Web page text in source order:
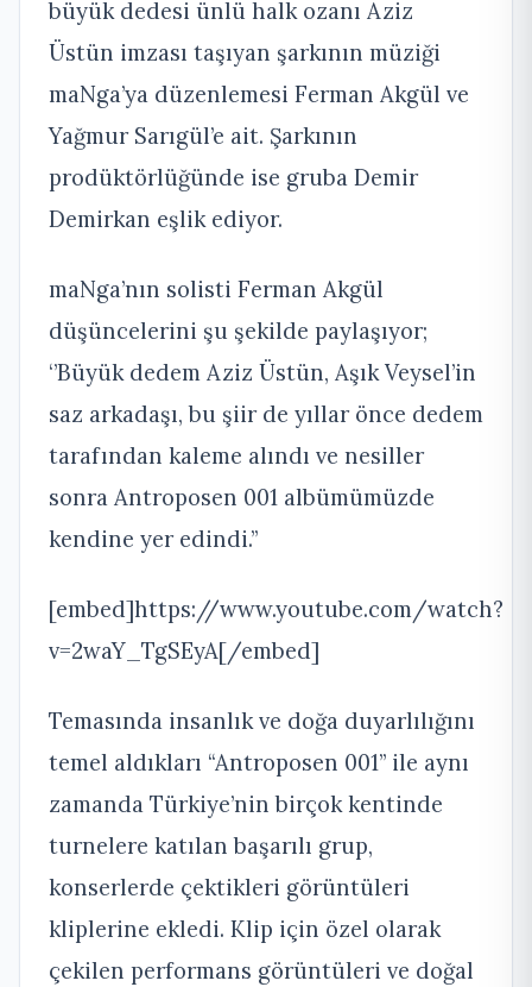
büyük dedesi ünlü halk ozanı Aziz
Üstün imzası taşıyan şarkının müziği
maNga’ya düzenlemesi Ferman Akgül ve
Yağmur Sarıgül’e ait. Şarkının
prodüktörlüğünde ise gruba Demir
Demirkan eşlik ediyor.
maNga’nın solisti Ferman Akgül
düşüncelerini şu şekilde paylaşıyor;
‘’Büyük dedem Aziz Üstün, Aşık Veysel’in
saz arkadaşı, bu şiir de yıllar önce dedem
tarafından kaleme alındı ve nesiller
sonra Antroposen 001 albümümüzde
kendine yer edindi.’’
[embed]https://www.youtube.com/watch?
v=2waY_TgSEyA[/embed]
Temasında insanlık ve doğa duyarlılığını
temel aldıkları “Antroposen 001” ile aynı
zamanda Türkiye’nin birçok kentinde
turnelere katılan başarılı grup,
konserlerde çektikleri görüntüleri
kliplerine ekledi. Klip için özel olarak
çekilen performans görüntüleri ve doğal